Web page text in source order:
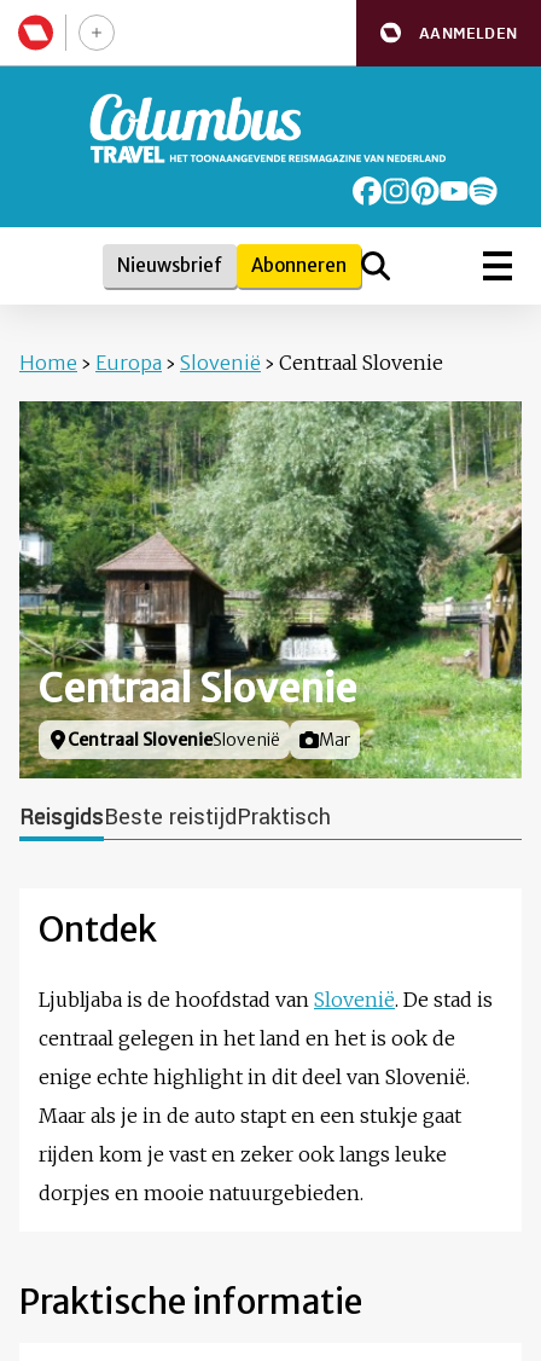
AANMELDEN
Nieuwsbrief Abonneren
Home › Europa › Slovenië › Centraal Slovenie
Centraal Slovenie
Locatie
Centraal SlovenieSlovenië Foto door
Mar
ReisgidsBeste reistijdPraktisch
Ontdek
Ljubljaba is de hoofdstad van Slovenië. De stad is
centraal gelegen in het land en het is ook de
enige echte highlight in dit deel van Slovenië.
Maar als je in de auto stapt en een stukje gaat
rijden kom je vast en zeker ook langs leuke
dorpjes en mooie natuurgebieden.
Praktische informatie